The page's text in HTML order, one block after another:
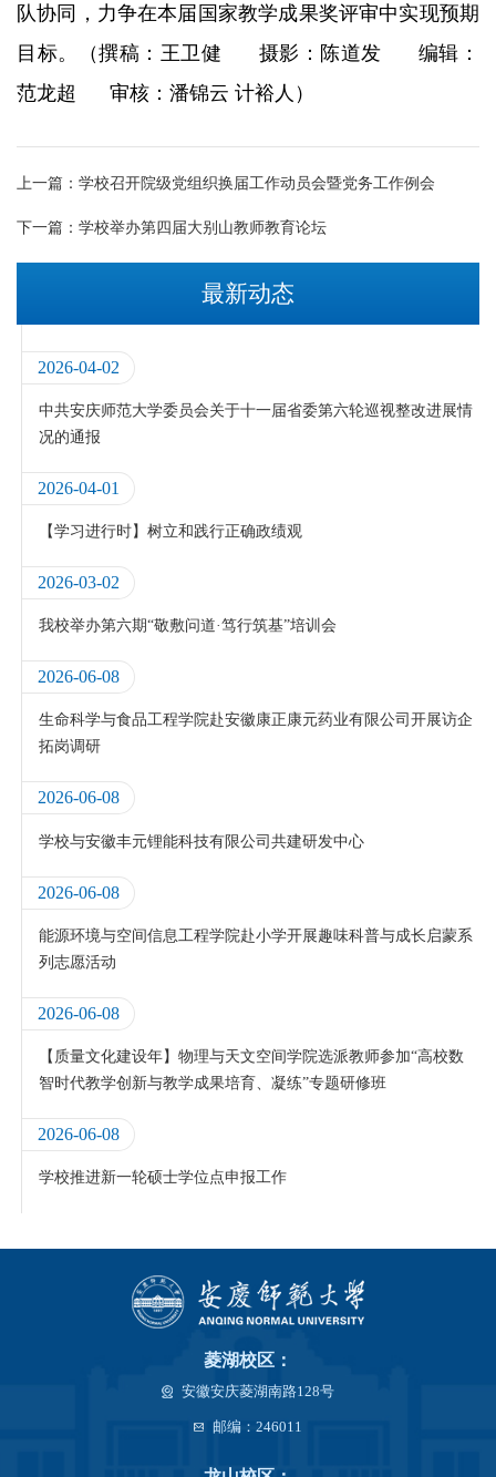
队协同，力争在本届国家教学成果奖评审中实现预期
目标。（撰稿：王卫健 摄影：陈道发 编辑：
范龙超 审核：潘锦云 计裕人）
上一篇： 学校召开院级党组织换届工作动员会暨党务工作例会
下一篇： 学校举办第四届大别山教师教育论坛
最新动态
2026-04-02
中共安庆师范大学委员会关于十一届省委第六轮巡视整改进展情
况的通报
2026-04-01
【学习进行时】树立和践行正确政绩观
2026-03-02
我校举办第六期“敬敷问道·笃行筑基”培训会
2026-06-08
生命科学与食品工程学院赴安徽康正康元药业有限公司开展访企
拓岗调研
2026-06-08
学校与安徽丰元锂能科技有限公司共建研发中心
2026-06-08
能源环境与空间信息工程学院赴小学开展趣味科普与成长启蒙系
列志愿活动
2026-06-08
【质量文化建设年】物理与天文空间学院选派教师参加“高校数
智时代教学创新与教学成果培育、凝练”专题研修班
2026-06-08
学校推进新一轮硕士学位点申报工作
菱湖校区：
安徽安庆菱湖南路128号
邮编：246011